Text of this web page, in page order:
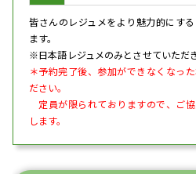
皆さんのレジュメをより魅力的にす
ます。
※日本語レジュメのみとさせていただき
＊予約完了後、参加ができなくなっ
ださい。
定員が限られておりますので、ご
します。